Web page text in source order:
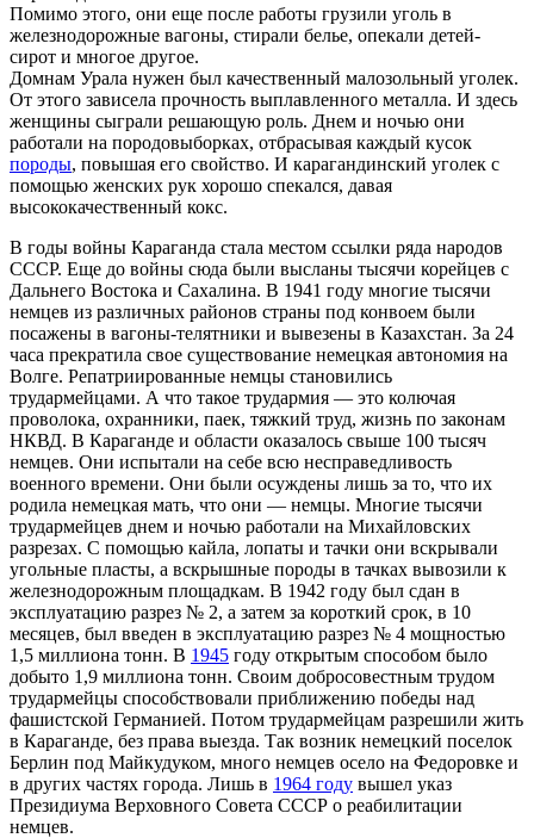
Помимо этого, они еще после работы грузили уголь в
железнодорожные вагоны, стирали белье, опекали детей-
сирот и многое другое.
Домнам Урала нужен был качественный малозольный уголек.
От этого зависела прочность выплавленного металла. И здесь
женщины сыграли решающую роль. Днем и ночью они
работали на породовыборках, отбрасывая каждый кусок
породы, повышая его свойство. И карагандинский уголек с
помощью женских рук хорошо спекался, давая
высококачественный кокс.
В годы войны Караганда стала местом ссылки ряда народов
СССР. Еще до войны сюда были высланы тысячи корейцев с
Дальнего Востока и Сахалина. В 1941 году многие тысячи
немцев из различных районов страны под конвоем были
посажены в вагоны-телятники и вывезены в Казахстан. За 24
часа прекратила свое существование немецкая автономия на
Волге. Репатриированные немцы становились
трудармейцами. А что такое трудармия — это колючая
проволока, охранники, паек, тяжкий труд, жизнь по законам
НКВД. В Караганде и области оказалось свыше 100 тысяч
немцев. Они испытали на себе всю несправедливость
военного времени. Они были осуждены лишь за то, что их
родила немецкая мать, что они — немцы. Многие тысячи
трудармейцев днем и ночью работали на Михайловских
разрезах. С помощью кайла, лопаты и тачки они вскрывали
угольные пласты, а вскрышные породы в тачках вывозили к
железнодорожным площадкам. В 1942 году был сдан в
эксплуатацию разрез № 2, а затем за короткий срок, в 10
месяцев, был введен в эксплуатацию разрез № 4 мощностью
1,5 миллиона тонн. В 1945 году открытым способом было
добыто 1,9 миллиона тонн. Своим добросовестным трудом
трудармейцы способствовали приближению победы над
фашистской Германией. Потом трудармейцам разрешили жить
в Караганде, без права выезда. Так возник немецкий поселок
Берлин под Майкудуком, много немцев осело на Федоровке и
в других частях города. Лишь в 1964 году вышел указ
Президиума Верховного Совета СССР о реабилитации
немцев.